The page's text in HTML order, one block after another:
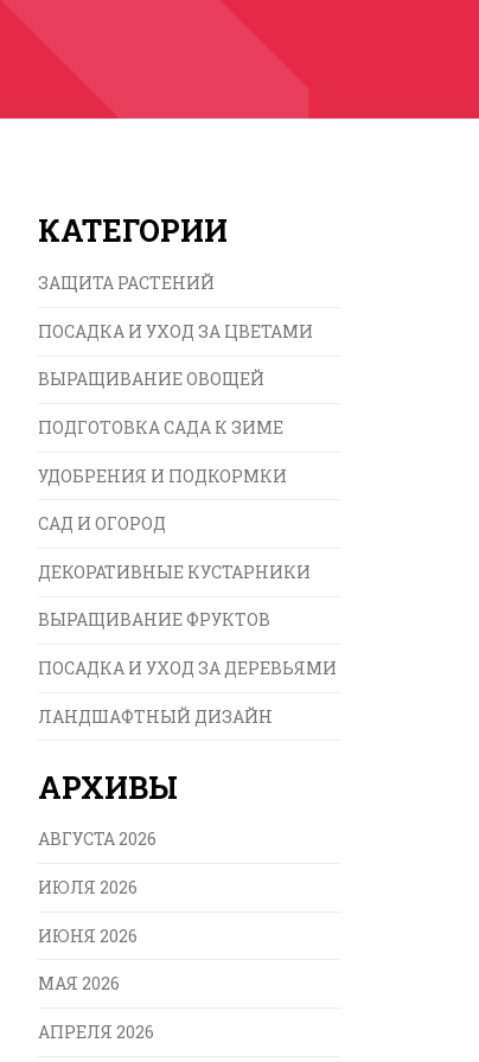
КАТЕГОРИИ
ЗАЩИТА РАСТЕНИЙ
ПОСАДКА И УХОД ЗА ЦВЕТАМИ
ВЫРАЩИВАНИЕ ОВОЩЕЙ
ПОДГОТОВКА САДА К ЗИМЕ
УДОБРЕНИЯ И ПОДКОРМКИ
САД И ОГОРОД
ДЕКОРАТИВНЫЕ КУСТАРНИКИ
ВЫРАЩИВАНИЕ ФРУКТОВ
ПОСАДКА И УХОД ЗА ДЕРЕВЬЯМИ
ЛАНДШАФТНЫЙ ДИЗАЙН
АРХИВЫ
АВГУСТА 2026
ИЮЛЯ 2026
ИЮНЯ 2026
МАЯ 2026
АПРЕЛЯ 2026